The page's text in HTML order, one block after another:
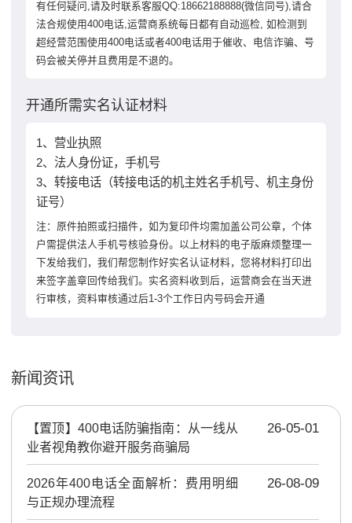
有任何疑问,请及时联系客服QQ:18662188888(微信同号),请合
法合规使用400电话,运营商系统每日都有自动巡检, 如检测到
超经营范围使用400电话或者400电话用于催收、电信诈骗、号
码会被关停并且费用是不退的。
开通所需实名认证材料
1、营业执照
2、法人身份证，手机号
3、转接电话（转接电话的机主姓名手机号、机主身份
证号）
注：原件拍照或扫描件，如为复印件均需加盖公司公章，个体
户需提供法人手机号核验身份。以上材料的电子版麻烦整理一
下发给我们，我们帮您制作好实名认证材料，您将材料打印出
来签字盖章回传给我们。实名资料收到后，运营商会在当天进
行审核，资料审核通过后1-3个工作日内号码会开通
新闻资讯
【置顶】 400电话防骗指南：从一线从
业者视角教你避开服务商骗局
26-05-01
2026年400电话全面解析：费用明细
与正规办理流程
26-08-09